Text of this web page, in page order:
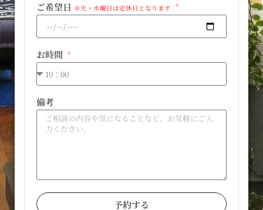
ご希望日 ※火・水曜日は定休日となります
お時間
備考
予約する